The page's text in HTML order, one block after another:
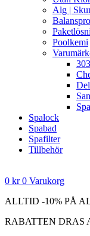
Alg |
Poolkemi
303
Spalock
Spabad
Spafilter
Tillbehör
0 kr 0 Varukorg
ALLTID -10% PÅ
RABATTEN DRAS